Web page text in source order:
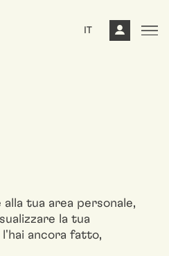
IT
tua area personale,
la tua
l'hai ancora fatto,